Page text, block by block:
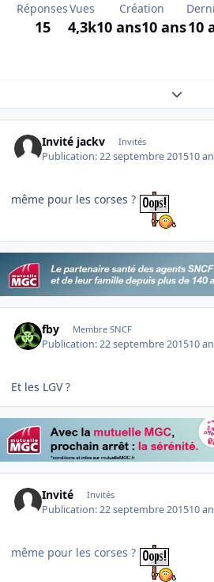
Réponses
15
Vues
4,3k
Création
10 ans10 ans10
Expand
Invité jackv Invités
Publication:22 septembre 201510
même pour les corses ?
fby Membre SNCF
Publication:22 septembre 201510
Et les LGV ?
Invité Invités
Publication:22 septembre 201510
même pour les corses ?